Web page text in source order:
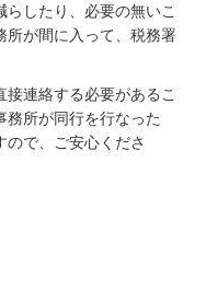
したり、必要の無いこ
所が間に入って、税務署
接連絡する必要があるこ
務所が同行を行なった
ので、ご安心くださ